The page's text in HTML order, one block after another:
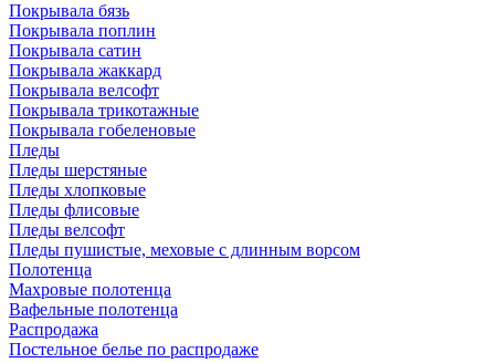
Покрывала бязь
Покрывала поплин
Покрывала сатин
Покрывала жаккард
Покрывала велсофт
Покрывала трикотажные
Покрывала гобеленовые
Пледы
Пледы шерстяные
Пледы хлопковые
Пледы флисовые
Пледы велсофт
Пледы пушистые, меховые с длинным ворсом
Полотенца
Махровые полотенца
Вафельные полотенца
Распродажа
Постельное белье по распродаже